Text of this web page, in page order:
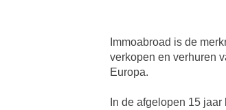
Immoabroad is de
verkopen en verhuren
Europa.
In de afgelopen 15